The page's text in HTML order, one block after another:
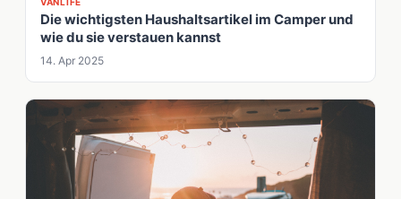
Die wichtigsten Haushaltsartikel im Camper und
wie du sie verstauen kannst
14. Apr 2025